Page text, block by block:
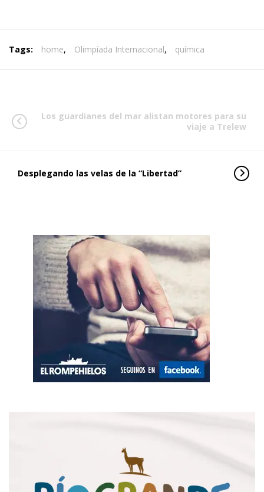
Tags: home, Olimpíada Internacional, química
Los guardianes del mar alistan motores para su
viaje a Trelew
Desplegando las velas de la “Libertad”